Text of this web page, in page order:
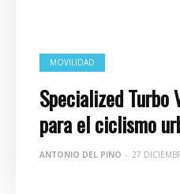
MOVILIDAD
Specialized Turbo
para el ciclismo
ANTONIO DEL PINO - 27